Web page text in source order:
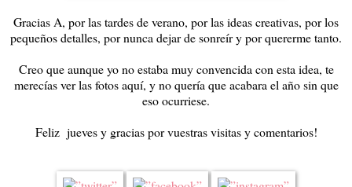
Gracias A, por las tardes de verano, por las ideas creativas, por los
pequeños detalles, por nunca dejar de sonreír y por quererme tanto.
Creo que aunque yo no estaba muy convencida con esta idea, te
merecías ver las fotos aquí, y no quería que acabara el año sin que
eso ocurriese.
Feliz jueves y gracias por vuestras visitas y comentarios!